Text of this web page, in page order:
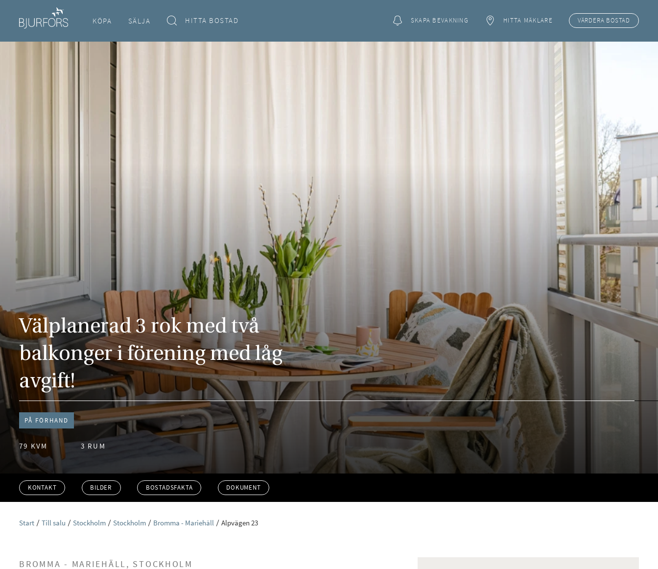
KÖPA SÄLJA HITTA BOSTAD SKAPA BEVAKNING HITTA MÄKLARE VÄRDERA BOSTAD
Välplanerad 3 rok med två
balkonger i förening med låg
avgift!
PÅ FÖRHAND
79 KVM 3 RUM
KONTAKT BILDER BOSTADSFAKTA DOKUMENT
Start Till salu Stockholm Stockholm Bromma - Mariehäll Alpvägen 23
BROMMA - MARIEHÄLL, STOCKHOLM